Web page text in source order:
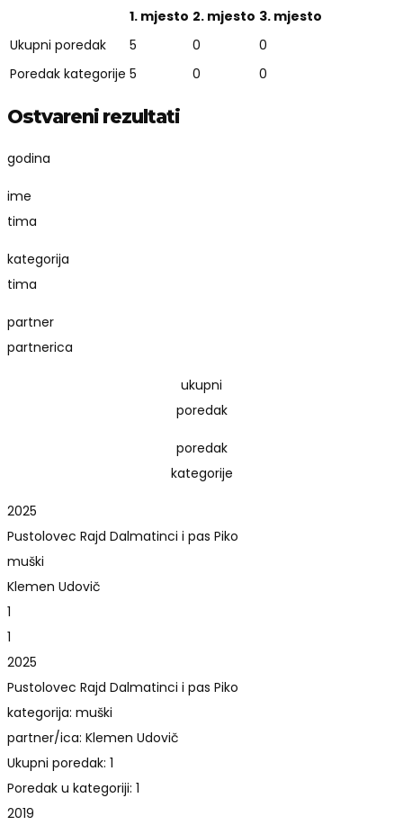
1. mjesto 2. mjesto 3. mjesto
Ukupni poredak
5 0
0
Poredak kategorije 5 0 0
Ostvareni rezultati
godina
ime
tima
kategorija
tima
partner
partnerica
ukupni
poredak
poredak
kategorije
2025
Pustolovec Rajd Dalmatinci i pas Piko
muški
Klemen Udovič
1
1
2025
Pustolovec Rajd Dalmatinci i pas Piko
kategorija: muški
partner/ica: Klemen Udovič
Ukupni poredak: 1
Poredak u kategoriji: 1
2019